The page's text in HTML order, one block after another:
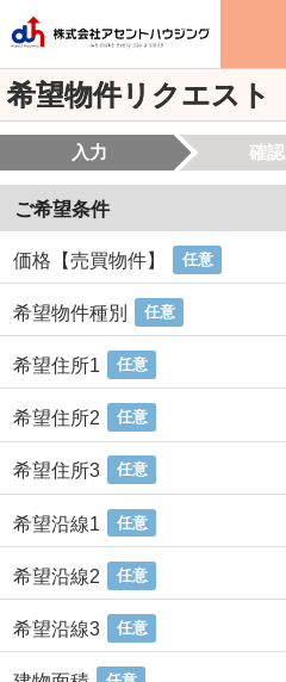
希望物件リクエスト
入力 確認
ご希望条件
価格【売買物件】 任意
希望物件種別 任意
希望住所1 任意
希望住所2 任意
希望住所3 任意
希望沿線1 任意
希望沿線2 任意
希望沿線3 任意